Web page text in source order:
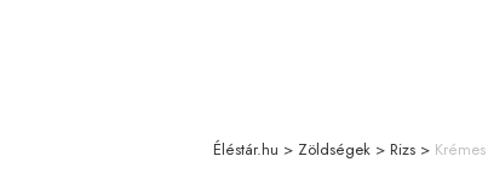
Éléstár.hu > Zöldségek> Rizs>